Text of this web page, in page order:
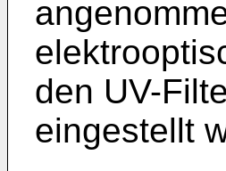
den UV-
eingestellt